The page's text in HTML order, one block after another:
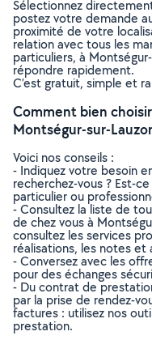
Sélectionnez
postez votre demande
proximité de votre
relation avec tous les
particuliers, à
répondre rapidement.
C’est gratuit, simple et
Comment bien
Montségur-sur-
Voici nos conseils :
- Indiquez votre besoin
recherchez-vous ? Est-
particulier ou
- Consultez la liste de
de chez vous à
consultez les services
réalisations, les notes et
- Conversez avec les
pour des échanges
- Du contrat de
par la prise de rendez-
factures : utilisez nos
prestation.